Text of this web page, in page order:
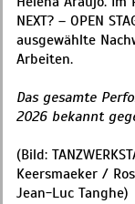
NEXT? – OPEN
ausgewählte
Arbeiten.
Das gesamte
2026 bekannt
(Bild:
Keersmaeker /
Jean-Luc Tanghe)